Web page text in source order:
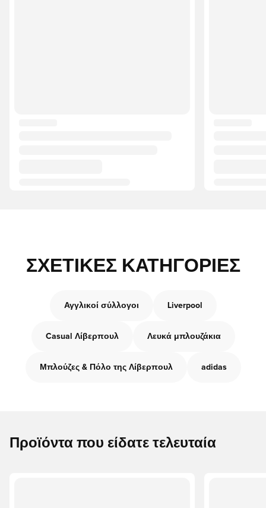
ΣΧΕΤΙΚΈΣ ΚΑΤΗΓΟΡΊΕΣ
Αγγλικοί σύλλογοι Liverpool
Casual Λίβερπουλ Λευκά μπλουζάκια
Μπλούζες & Πόλο της Λίβερπουλ adidas
Προϊόντα που είδατε τελευταία